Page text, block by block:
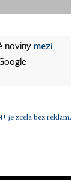
noviny mezi
je zcela bez reklam.